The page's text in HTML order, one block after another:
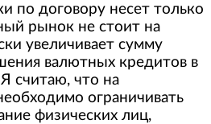
по договору несет только
рынок не стоит на
увеличивает сумму
валютных кредитов в
считаю, что на
ограничивать
физических лиц,